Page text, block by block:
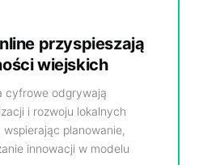
przyspieszają
wiejskich
cyfrowe odgrywają
i rozwoju lokalnych
wspierając planowanie,
innowacji w modelu